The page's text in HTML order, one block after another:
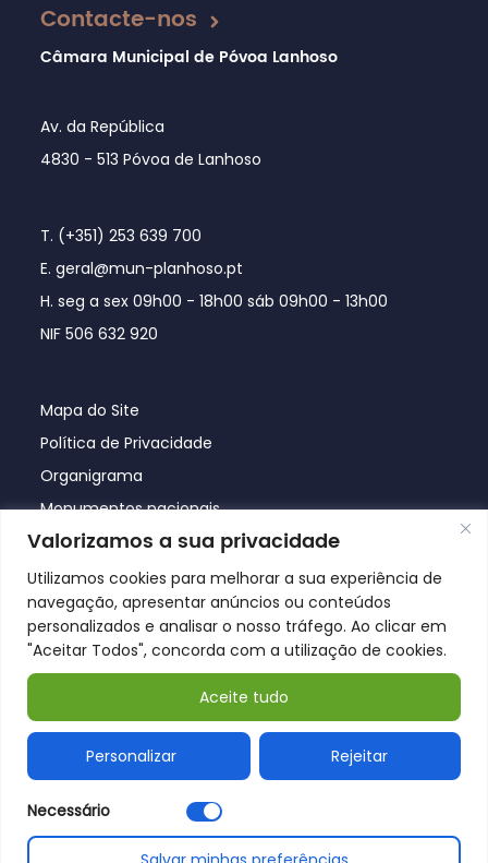
Valorizamos a sua privacidade
Utilizamos cookies para melhorar a sua experiência de
navegação, apresentar anúncios ou conteúdos
personalizados e analisar o nosso tráfego. Ao clicar em
"Aceitar Todos", concorda com a utilização de cookies.
Personalizar Rejeitar
Aceite tudo
Necessário
Contacte-nos
Câmara Municipal de Póvoa Lanhoso
Av. da República
4830 - 513 Póvoa de Lanhoso
T. (+351) 253 639 700
E. geral@mun-planhoso.pt
H. seg a sex 09h00 - 18h00 sáb 09h00 - 13h00
NIF 506 632 920
Mapa do Site
Política de Privacidade
Organigrama
Monumentos nacionais
© Póvoa de Lanhoso 2026